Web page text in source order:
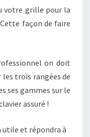
votre grille pour la
façon de faire
on doit
trois rangées de
ses gammes sur le
assuré !
utile et répondra à